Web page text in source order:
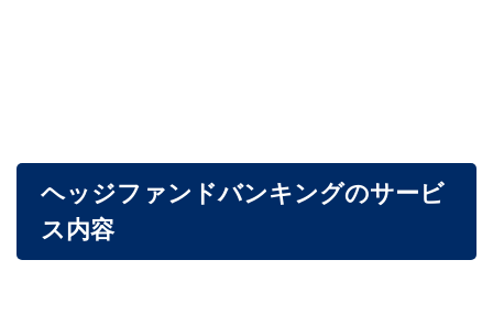
ヘッジファンドバンキングのサービ
ス内容